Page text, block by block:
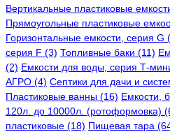
Вертикальные пластиковые
Прямоугольные пластиковые
Горизонтальные емкости, серия G
серия F (3) Топливные баки (11)
(2) Емкости для воды, серия Т-
АГРО (4) Септики для дачи и
Пластиковые ванны (16) Емкости,
120л. до 10000л. (ротоформовка)
пластиковые (18) Пищевая тара